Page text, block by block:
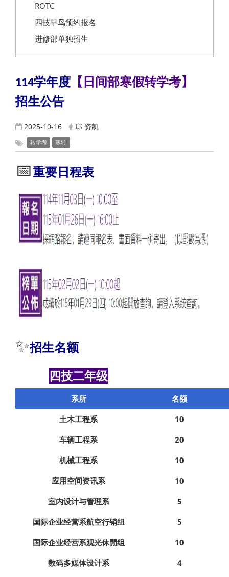
ROTC
四技早鸟预约报名
进修部单独招生
114学年度 【日间部寒假转学考】
招生公告
2025-10-16 邱 资凯
转学考 寒转
📅重要日程表
✨招生名额
四技二年级
系所
名额
土木工程系
10
车辆工程系
20
机械工程系
10
应用空间资讯系
10
室内设计与管理系
5
国际企业经营系航空行销组
5
国际企业经营系观光休閒组
10
数码多媒体设计系
4